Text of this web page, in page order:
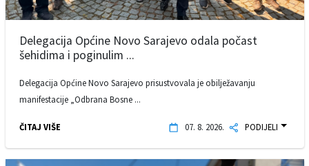
Delegacija Općine Novo Sarajevo odala počast
šehidima i poginulim ...
Delegacija Općine Novo Sarajevo prisustvovala je obilježavanju
manifestacije „Odbrana Bosne ...
ČITAJ VIŠE 07. 8. 2026. PODIJELI